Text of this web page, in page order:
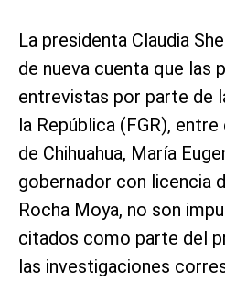
La presidenta Claudia
de nueva cuenta que las
entrevistas por parte de
la República (FGR),
de Chihuahua, María
gobernador con licencia
Rocha Moya, no son
citados como parte del
las investigaciones